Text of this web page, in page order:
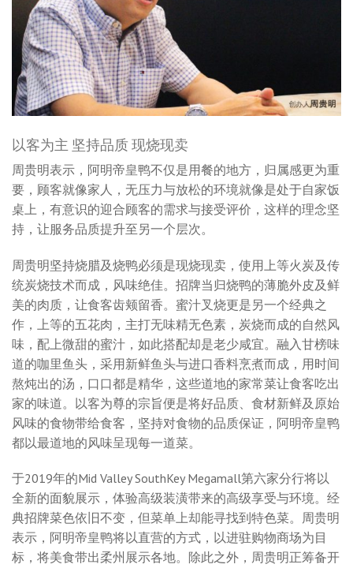
以客为主 坚持品质 现烧现卖
周贵明表示，阿明帝皇鸭不仅是用餐的地方，归属感更为重
要，顾客就像家人，无压力与放松的环境就像是处于自家饭
桌上，有意识的迎合顾客的需求与接受评价，这样的理念坚
持，让服务品质提升至另一个层次。
周贵明坚持烧腊及烧鸭必须是现烧现卖，使用上等火炭及传
统炭烧技术而成，风味绝佳。招牌当归烧鸭的薄脆外皮及鲜
美的肉质，让食客齿颊留香。蜜汁叉烧更是另一个经典之
作，上等的五花肉，主打无味精无色素，炭烧而成的自然风
味，配上微甜的蜜汁，如此搭配却是老少咸宜。融入甘榜味
道的咖里鱼头，采用新鲜鱼头与进口香料烹煮而成，用时间
熬炖出的汤，口口都是精华，这些道地的家常菜让食客吃出
家的味道。以客为尊的宗旨便是将好品质、食材新鲜及原始
风味的食物带给食客，坚持对食物的品质保证，阿明帝皇鸭
都以最道地的风味呈现每一道菜。
于2019年的Mid Valley SouthKey Megamall第六家分行将以
全新的面貌展示，体验高级装潢带来的高级享受与环境。经
典招牌菜色依旧不变，但菜单上却能寻找到特色菜。周贵明
表示，阿明帝皇鸭将以直营的方式，以进驻购物商场为目
标，将美食带出柔州展示各地。除此之外，周贵明正筹备开